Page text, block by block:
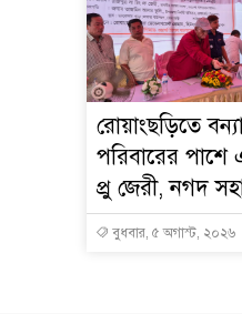
রোয়াংছড়িতে
পরিবারের পাশে
প্রু জেরী, নগদ
বুধবার, ৫ অগাস্ট, ২০২৬